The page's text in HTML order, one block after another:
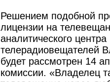
Решением подобной
лицензии на
аналитического
телерадиовещателей
будет рассмотрен 14
комиссии. «Владелец